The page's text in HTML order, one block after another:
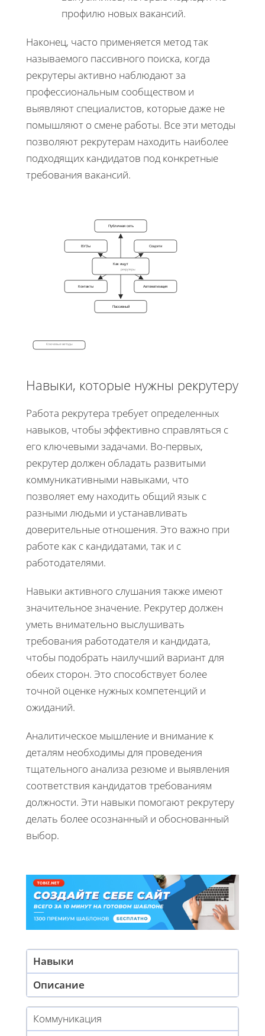
профилю новых вакансий.
Наконец, часто применяется метод так
называемого пассивного поиска, когда
рекрутеры активно наблюдают за
профессиональным сообществом и
выявляют специалистов, которые даже не
помышляют о смене работы. Все эти методы
позволяют рекрутерам находить наиболее
подходящих кандидатов под конкретные
требования вакансий.
Публичная сеть
Соцсети
Автоматизация
Пассивный
Контакты
ВУЗы
Как ищут
рекрутеры
Ключевые методы
Навыки, которые нужны рекрутеру
Работа рекрутера требует определенных
навыков, чтобы эффективно справляться с
его ключевыми задачами. Во-первых,
рекрутер должен обладать развитыми
коммуникативными навыками, что
позволяет ему находить общий язык с
разными людьми и устанавливать
доверительные отношения. Это важно при
работе как с кандидатами, так и с
работодателями.
Навыки активного слушания также имеют
значительное значение. Рекрутер должен
уметь внимательно выслушивать
требования работодателя и кандидата,
чтобы подобрать наилучший вариант для
обеих сторон. Это способствует более
точной оценке нужных компетенций и
ожиданий.
Аналитическое мышление и внимание к
деталям необходимы для проведения
тщательного анализа резюме и выявления
соответствия кандидатов требованиям
должности. Эти навыки помогают рекрутеру
делать более осознанный и обоснованный
выбор.
Навыки
Описание
Коммуникация